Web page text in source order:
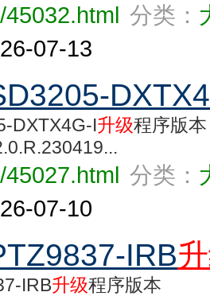
分类：
07-13
DXTX4G-I升级程序版
分类：
07-10
IRB
IRB升级程序版本